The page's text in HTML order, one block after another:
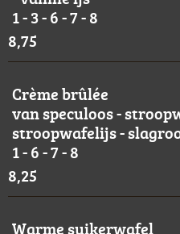
1 - 3 - 6 - 7 - 8
8,75
Crème brûlée
van speculoos -
stroopwafelijs -
1 - 6 - 7 - 8
8,25
Warme suikerwafel